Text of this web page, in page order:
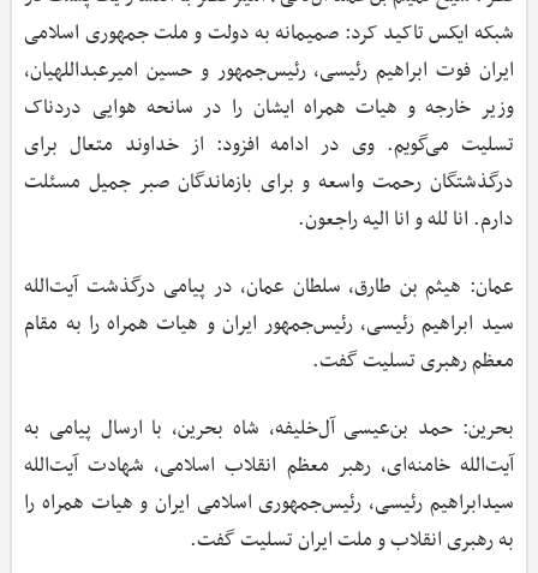
شبکه ایکس تاکید کرد: صمیمانه به دولت و ملت جمهوری اسلامی
ایران فوت ابراهیم رئیسی، رئیس‌جمهور و حسین امیرعبداللهیان،
وزیر خارجه و هیات همراه ایشان را در سانحه هوایی دردناک
تسلیت می‌گویم. وی در ادامه افزود: از خداوند متعال برای
درگذشتگان رحمت واسعه و برای بازماندگان صبر جمیل مسئلت
دارم. انا لله و انا الیه راجعون.
عمان: هیثم بن طارق، سلطان عمان، در پیامی درگذشت آیت‌الله
سید ابراهیم رئیسی، رئیس‌جمهور ایران و هیات همراه را به مقام
معظم رهبری تسلیت گفت.
بحرین: حمد بن‌عیسی آل‌خلیفه، شاه بحرین، با ارسال پیامی به
آیت‌الله خامنه‌ای، رهبر معظم انقلاب اسلامی، شهادت آیت‌الله
سیدابراهیم رئیسی، رئیس‌جمهوری اسلامی ایران و هیات همراه را
به رهبری انقلاب و ملت ایران تسلیت گفت.